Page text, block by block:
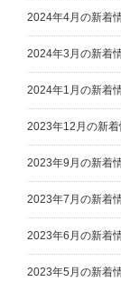
2024年4月の新着
2024年3月の新着
2024年1月の新着
2023年12月の新着
2023年9月の新着
2023年7月の新着
2023年6月の新着
2023年5月の新着